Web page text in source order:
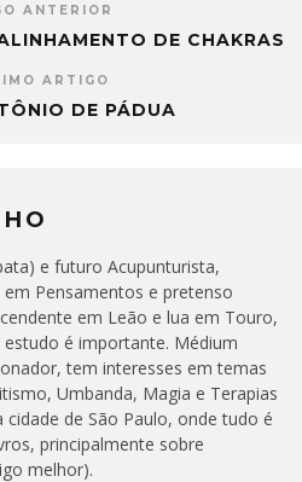
ANTERIOR
DE CHAKRAS
ARTIGO
DE PÁDUA
e futuro Acupunturista,
Pensamentos e pretenso
em Leão e lua em Touro,
é importante. Médium
tem interesses em temas
Umbanda, Magia e Terapias
cidade de São Paulo, onde tudo é
principalmente sobre
melhor).